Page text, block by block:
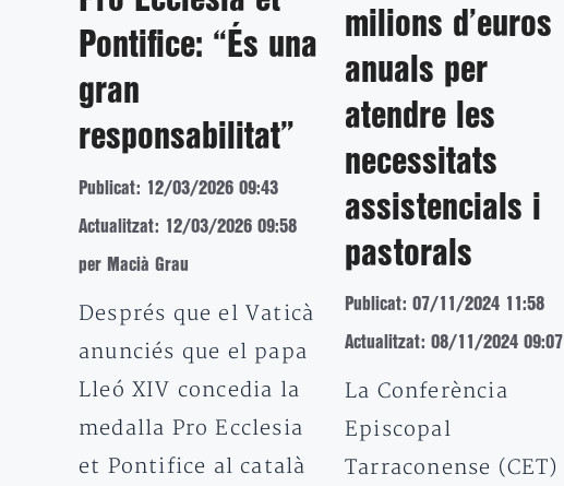
Pontifice: “És una
gran
responsabilitat”
Publicat: 12/03/2026 09:43
Actualitzat: 12/03/2026 09:58
per Macià Grau
Després que el Vaticà
anunciés que el papa
Lleó XIV concedia la
medalla Pro Ecclesia
et Pontifice al català
milions d’euros
anuals per
atendre les
necessitats
assistencials i
pastorals
Publicat: 07/11/2024 11:58
Actualitzat: 08/11/2024 09:07
La Conferència
Episcopal
Tarraconense (CET)